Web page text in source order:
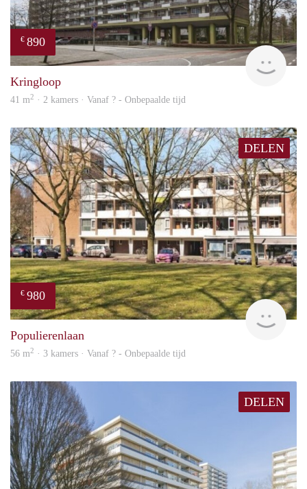
€ 890
Kringloop
41 m2 · 2 kamers · Vanaf ? - Onbepaalde tijd
DELEN
€ 980
rent
Populierenlaan
56 m2 · 3 kamers · Vanaf ? - Onbepaalde tijd
DELEN